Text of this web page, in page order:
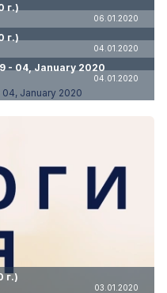
г.)
06.01.2020
г.)
04.01.2020
- 04, January 2020
04.01.2020
г.)
03.01.2020